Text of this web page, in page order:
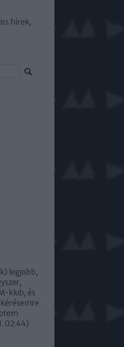
hírek,
legjobb,
klub, és
02:44)